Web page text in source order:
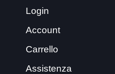
Login
Account
Carrello
Assistenza